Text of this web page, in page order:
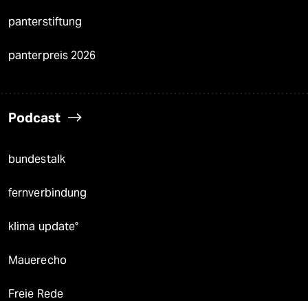
panterstiftung
panterpreis 2026
Podcast
bundestalk
fernverbindung
klima update°
Mauerecho
Freie Rede